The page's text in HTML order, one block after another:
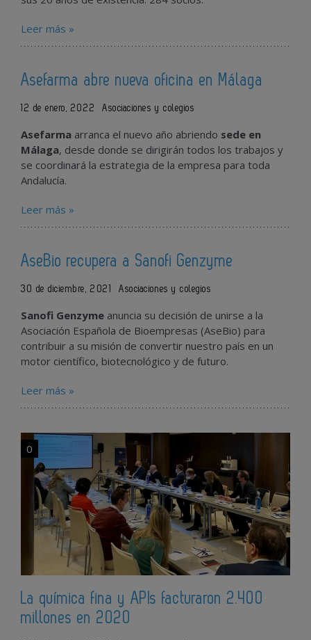
Leer más »
Asefarma abre nueva oficina en Málaga
12 de enero, 2022 Asociaciones y colegios
Asefarma arranca el nuevo año abriendo sede en
Málaga, desde donde se dirigirán todos los trabajos y
se coordinará la estrategia de la empresa para toda
Andalucía.
Leer más »
AseBio recupera a Sanofi Genzyme
30 de diciembre, 2021 Asociaciones y colegios
Sanofi Genzyme anuncia su decisión de unirse a la
Asociación Española de Bioempresas (AseBio) para
contribuir a su misión de convertir nuestro país en un
motor científico, biotecnológico y de futuro.
Leer más »
0
La química fina y APIs facturaron 2.400
millones en 2020